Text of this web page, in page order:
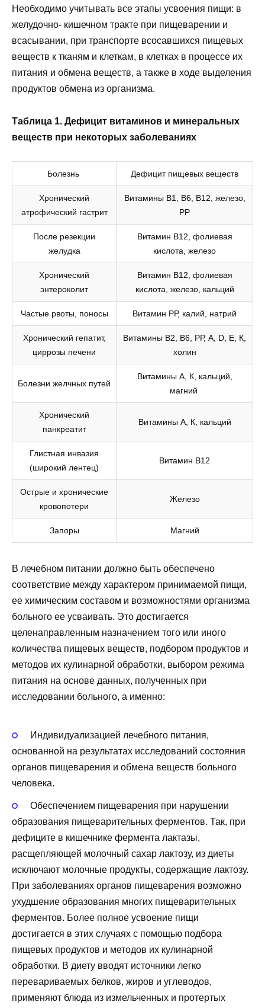
Необходимо учитывать все этапы усвоения пищи: в
желудочно- кишечном тракте при пищеварении и
всасывании, при транспорте всосавшихся пищевых
веществ к тканям и клеткам, в клетках в процессе их
питания и обмена веществ, а также в ходе выделения
продуктов обмена из организма.
Таблица 1. Дефицит витаминов и минеральных
веществ при некоторых заболеваниях
Болезнь Дефицит пищевых веществ
Хронический
атрофический гастрит
Витамины В1, В6, В12, железо,
РР
После резекции
желудка
Витамин В12, фолиевая
кислота, железо
Хронический
энтероколит
Витамин В12, фолиевая
кислота, железо, кальций
Частые рвоты, поносы Витамин РР, калий, натрий
Хронический гепатит,
циррозы печени
Витамины В2, В6, РР, А, D, Е, К,
холин
Болезни желчных путей
Витамины А, К, кальций,
магний
Хронический
панкреатит
Витамины А, К, кальций
Глистная инвазия
(широкий лентец)
Витамин В12
Острые и хронические
кровопотери
Железо
Запоры Магний
В лечебном питании должно быть обеспечено
соответствие между характером принимаемой пищи,
ее химическим составом и возможностями организма
больного ее усваивать. Это достигается
целенаправленным назначением того или иного
количества пищевых веществ, подбором продуктов и
методов их кулинарной обработки, выбором режима
питания на основе данных, полученных при
исследовании больного, а именно:
Индивидуализацией лечебного питания,
основанной на результатах исследований состояния
органов пищеварения и обмена веществ больного
человека.
Обеспечением пищеварения при нарушении
образования пищеварительных ферментов. Так, при
дефиците в кишечнике фермента лактазы,
расщепляющей молочный сахар лактозу, из диеты
исключают молочные продукты, содержащие лактозу.
При заболеваниях органов пищеварения возможно
ухудшение образования многих пищеварительных
ферментов. Более полное усвоение пищи
достигается в этих случаях с помощью подбора
пищевых продуктов и методов их кулинарной
обработки. В диету вводят источники легко
перевариваемых белков, жиров и углеводов,
применяют блюда из измельченных и протертых